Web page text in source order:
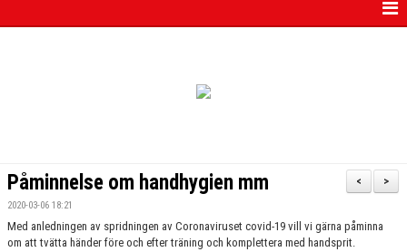
OM KLUBBEN
FÖR LEDARE & FÖRÄLDRAR
>
<
Påminnelse om handhygien mm
2020-03-06 18:21
Med anledningen av spridningen av Coronaviruset covid-19 vill vi gärna påminna
om att tvätta händer före och efter träning och komplettera med handsprit.